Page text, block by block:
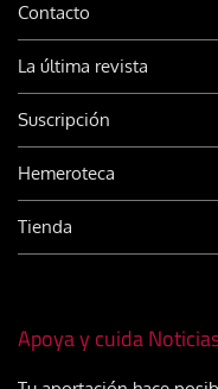
Contacto
La última revista
Suscripción
Hemeroteca
Tienda
Apoya y cuida